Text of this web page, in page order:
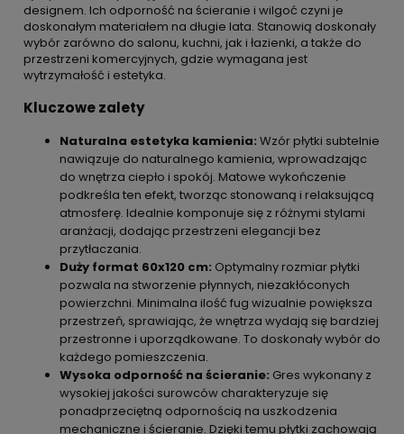
designem. Ich odporność na ścieranie i wilgoć czyni je
doskonałym materiałem na długie lata. Stanowią doskonały
wybór zarówno do salonu, kuchni, jak i łazienki, a także do
przestrzeni komercyjnych, gdzie wymagana jest
wytrzymałość i estetyka.
Kluczowe zalety
Naturalna estetyka kamienia: Wzór płytki subtelnie
nawiązuje do naturalnego kamienia, wprowadzając
do wnętrza ciepło i spokój. Matowe wykończenie
podkreśla ten efekt, tworząc stonowaną i relaksującą
atmosferę. Idealnie komponuje się z różnymi stylami
aranżacji, dodając przestrzeni elegancji bez
przytłaczania.
Duży format 60x120 cm: Optymalny rozmiar płytki
pozwala na stworzenie płynnych, niezakłóconych
powierzchni. Minimalna ilość fug wizualnie powiększa
przestrzeń, sprawiając, że wnętrza wydają się bardziej
przestronne i uporządkowane. To doskonały wybór do
każdego pomieszczenia.
Wysoka odporność na ścieranie: Gres wykonany z
wysokiej jakości surowców charakteryzuje się
ponadprzeciętną odpornością na uszkodzenia
mechaniczne i ścieranie. Dzięki temu płytki zachowają